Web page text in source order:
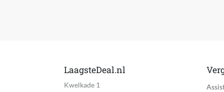
LaagsteDeal.nl
Kwelkade 1